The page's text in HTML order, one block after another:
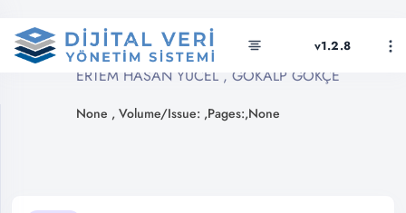
v1.2.8
None
ERTEM HASAN YÜCEL , GÖKALP GÖKÇE
None , Volume/Issue: ,Pages:,None